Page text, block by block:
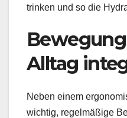
trinken und so die
Alltag
Neben einem
wichtig, regelmäßige